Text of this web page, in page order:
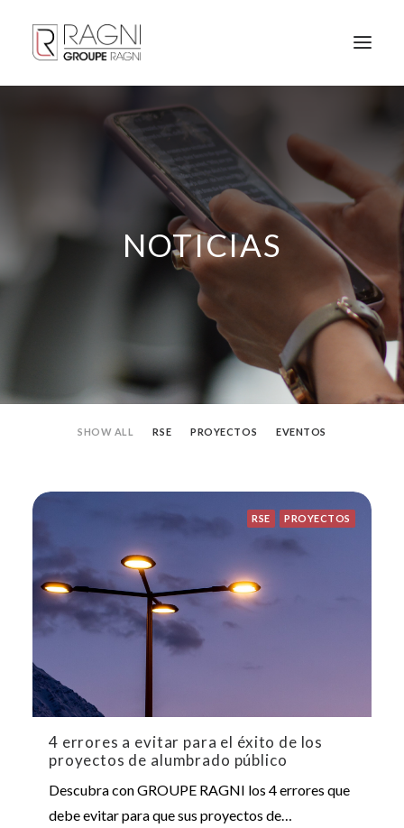
NOTICIAS
SHOW ALL RSE PROYECTOS EVENTOS
RSE PROYECTOS
4 errores a evitar para el éxito de los
proyectos de alumbrado público
Descubra con GROUPE RAGNI los 4 errores que
debe evitar para que sus proyectos de…